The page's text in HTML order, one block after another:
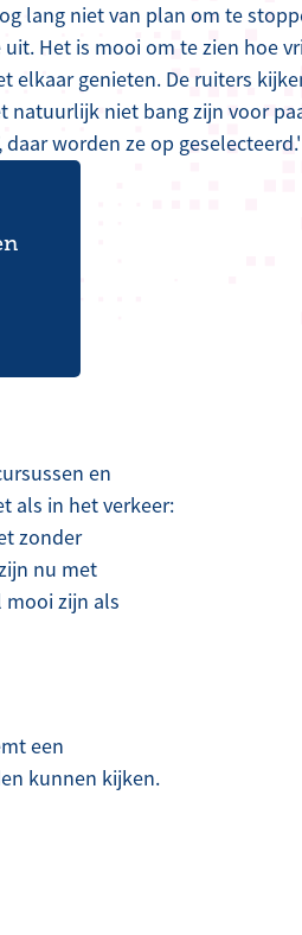
lang niet van plan om te
Het is mooi om te zien hoe
elkaar genieten. De ruiters
natuurlijk niet bang zijn voor
daar worden ze op geselecteerd.'
en
als in het verkeer:
zonder
nu met
zijn als
een
kunnen kijken.